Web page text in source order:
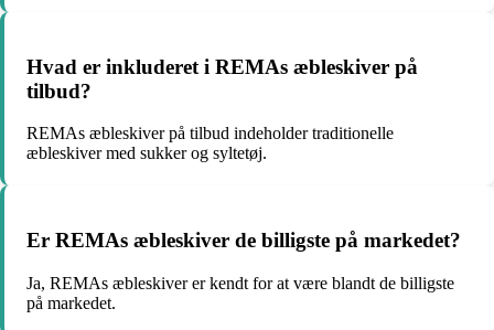
Hvad er inkluderet i REMAs æbleskiver på
tilbud?
REMAs æbleskiver på tilbud indeholder traditionelle
æbleskiver med sukker og syltetøj.
Er REMAs æbleskiver de billigste på markedet?
Ja, REMAs æbleskiver er kendt for at være blandt de billigste
på markedet.